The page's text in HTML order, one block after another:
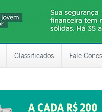
Classificados Fale